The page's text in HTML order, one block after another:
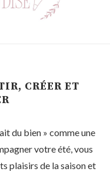
CRÉER ET
du bien » comme une
votre été, vous
plaisirs de la saison et